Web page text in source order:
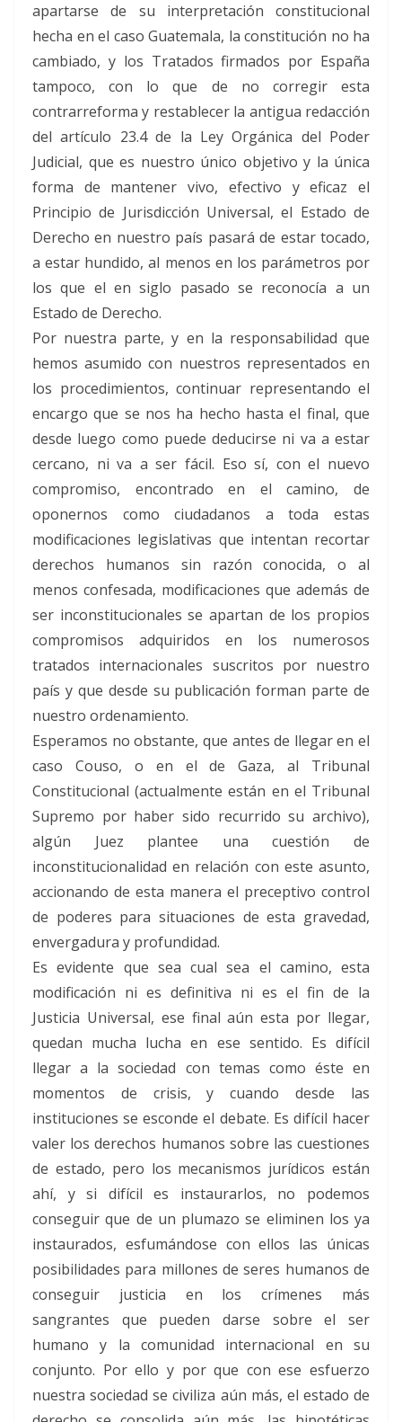
apartarse de su interpretación constitucional
hecha en el caso Guatemala, la constitución no ha
cambiado, y los Tratados firmados por España
tampoco, con lo que de no corregir esta
contrarreforma y restablecer la antigua redacción
del artículo 23.4 de la Ley Orgánica del Poder
Judicial, que es nuestro único objetivo y la única
forma de mantener vivo, efectivo y eficaz el
Principio de Jurisdicción Universal, el Estado de
Derecho en nuestro país pasará de estar tocado,
a estar hundido, al menos en los parámetros por
los que el en siglo pasado se reconocía a un
Estado de Derecho.
Por nuestra parte, y en la responsabilidad que
hemos asumido con nuestros representados en
los procedimientos, continuar representando el
encargo que se nos ha hecho hasta el final, que
desde luego como puede deducirse ni va a estar
cercano, ni va a ser fácil. Eso sí, con el nuevo
compromiso, encontrado en el camino, de
oponernos como ciudadanos a toda estas
modificaciones legislativas que intentan recortar
derechos humanos sin razón conocida, o al
menos confesada, modificaciones que además de
ser inconstitucionales se apartan de los propios
compromisos adquiridos en los numerosos
tratados internacionales suscritos por nuestro
país y que desde su publicación forman parte de
nuestro ordenamiento.
Esperamos no obstante, que antes de llegar en el
caso Couso, o en el de Gaza, al Tribunal
Constitucional (actualmente están en el Tribunal
Supremo por haber sido recurrido su archivo),
algún Juez plantee una cuestión de
inconstitucionalidad en relación con este asunto,
accionando de esta manera el preceptivo control
de poderes para situaciones de esta gravedad,
envergadura y profundidad.
Es evidente que sea cual sea el camino, esta
modificación ni es definitiva ni es el fin de la
Justicia Universal, ese final aún esta por llegar,
quedan mucha lucha en ese sentido. Es difícil
llegar a la sociedad con temas como éste en
momentos de crisis, y cuando desde las
instituciones se esconde el debate. Es difícil hacer
valer los derechos humanos sobre las cuestiones
de estado, pero los mecanismos jurídicos están
ahí, y si difícil es instaurarlos, no podemos
conseguir que de un plumazo se eliminen los ya
instaurados, esfumándose con ellos las únicas
posibilidades para millones de seres humanos de
conseguir justicia en los crímenes más
sangrantes que pueden darse sobre el ser
humano y la comunidad internacional en su
conjunto. Por ello y por que con ese esfuerzo
nuestra sociedad se civiliza aún más, el estado de